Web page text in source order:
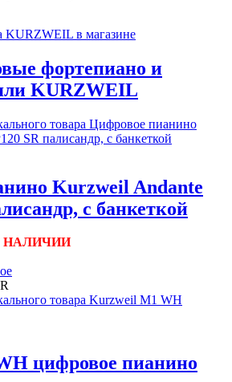
KURZWEIL в магазине
фортепиано и
KURZWEIL
Kurzweil Andante
с банкеткой
НАЛИЧИИ
цифровое пианино